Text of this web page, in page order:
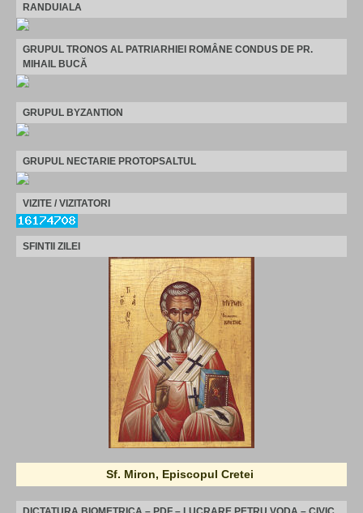
RANDUIALA
GRUPUL TRONOS AL PATRIARHIEI ROMÂNE CONDUS DE PR.
MIHAIL BUCĂ
GRUPUL BYZANTION
GRUPUL NECTARIE PROTOPSALTUL
VIZITE / VIZITATORI
SFINTII ZILEI
Sf. Miron, Episcopul Cretei